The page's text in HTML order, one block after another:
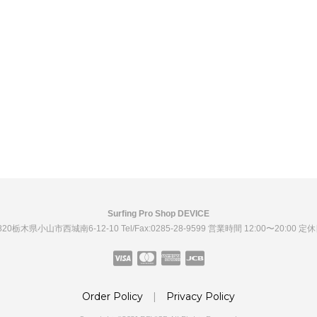
Surfing Pro Shop DEVICE
栃木県小山市西城南6-12-10 Tel/Fax:0285-28-9599 営業時間 12:00〜20:00 定休
Order Policy | Privacy Policy